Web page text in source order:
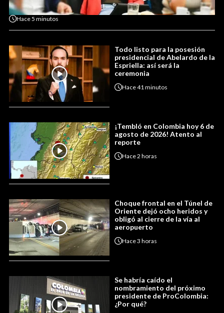
Hace5 minutos
Todo listo para la posesión
presidencial de Abelardo de la
Espriella: así será la
ceremonia
Hace41 minutos
¡Tembló en Colombia hoy 6 de
agosto de 2026! Atento al
reporte
Hace2 horas
Choque frontal en el Túnel de
Oriente dejó ocho heridos y
obligó al cierre de la vía al
aeropuerto
Hace3 horas
Se habría caído el
nombramiento del próximo
presidente de ProColombia:
¿Por qué?